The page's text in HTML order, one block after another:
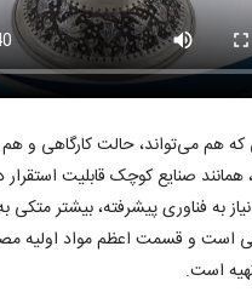
هم می‌تواند، حالت کارگاهی و
همانند صنایع کوچک قابلیت استقرار
به فناوری پیشرفته، بیشتر
است و قسمت اعظم مواد اولیه
است.